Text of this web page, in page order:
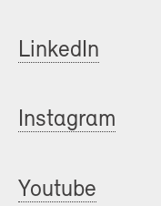
LinkedIn
Instagram
Youtube